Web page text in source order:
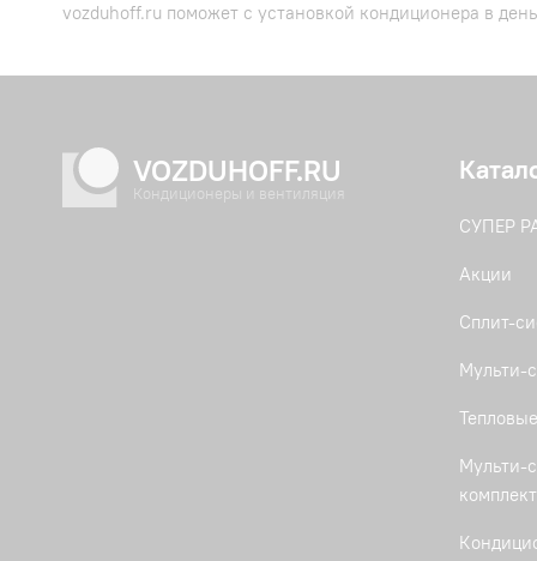
vozduhoff.ru поможет с установкой кондиционера в
VOZDUHOFF.RU
Кондиционеры и вентиляция
СУПЕР
Акции
Сплит-
Мульти-
Мульти-